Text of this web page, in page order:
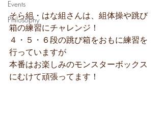
Events
Philosophy
そら組・はな組さんは、組体操や跳び
箱の練習にチャレンジ！
４・５・６段の跳び箱をおもに練習を
行っていますが
本番はお楽しみのモンスターボックス
にむけて頑張ってます！